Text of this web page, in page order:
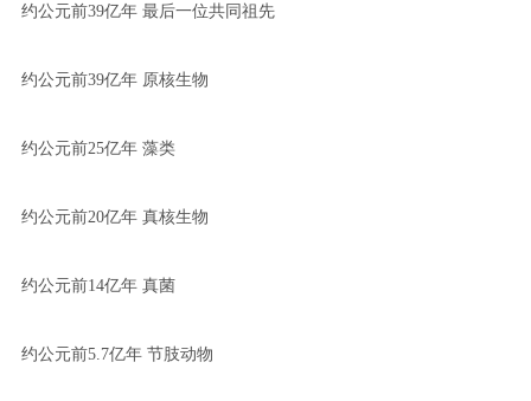
约公元前39亿年 最后一位共同祖先
约公元前39亿年 原核生物
约公元前25亿年 藻类
约公元前20亿年 真核生物
约公元前14亿年 真菌
约公元前5.7亿年 节肢动物